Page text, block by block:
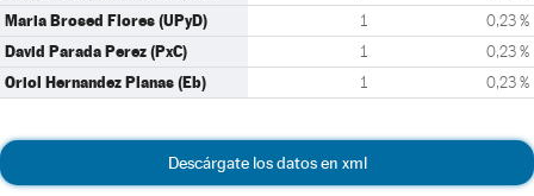
Maria Brosed Flores (UPyD) 1 0,23 %
David Parada Perez (PxC) 1 0,23 %
Oriol Hernandez Planas (Eb) 1 0,23 %
Descárgate los datos en xml